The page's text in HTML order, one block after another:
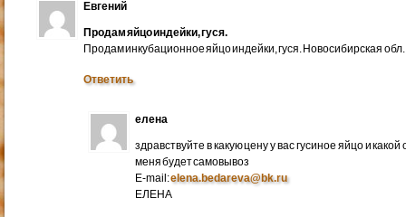
Евгений
Продам яйцо индейки, гуся.
Продам инкубационное яйцо индейки, гуся. Новосибирская
Ответить
елена
здравствуйте в какую цену у вас гусиное яйцо и
меня будет самовывоз
E-mail:elena.bedareva@bk.ru
ЕЛЕНА